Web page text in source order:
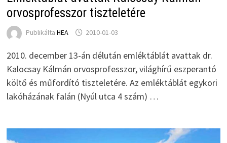
orvosprofesszor tiszteletére
Publikálta HEA 2010-01-03
2010. december 13-án délután emléktáblát avattak dr.
Kalocsay Kálmán orvosprofesszor, világhírű eszperantó
költő és műfordító tiszteletére. Az emléktáblát egykori
lakóházának falán (Nyúl utca 4 szám) …